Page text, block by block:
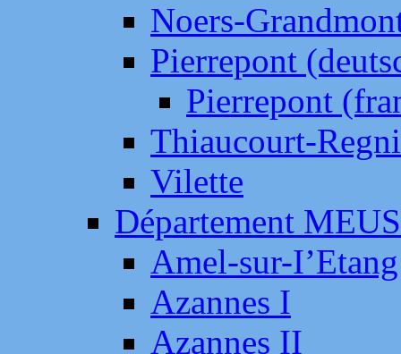
Noers-
Pierrepont
Pierrepont
Thiaucourt-
Vilette
Département
Amel-sur-
Azannes I
Azannes II